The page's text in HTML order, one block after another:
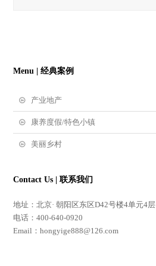
Menu | 经典案例
产业地产
康养度假/特色小镇
美丽乡村
Contact Us | 联系我们
地址：北京· 朝阳区东区D42号楼4单元4层
电话：400-640-0920
Email：hongyige888@126.com